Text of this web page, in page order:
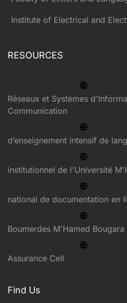
Institute of Electrical and
RESOURCES
Réseaux et Systèmes
Communication
d’enseignement intensif de
institutionnel de l'Université
national de documentation en
Boumerdes M'Hamed Bougara
Assurance Cell
Find Us